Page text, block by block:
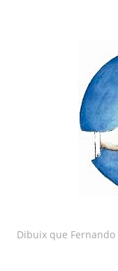
Dibuix que Fernando